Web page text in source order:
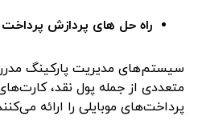
راه حل های پردازش پرداخت
سیستم‌های مدیریت پارکینگ
متعددی از جمله پول نقد،
پرداخت‌های موبایلی را ارائه